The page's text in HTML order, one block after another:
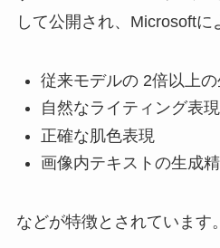
して公開され、Microsoftに
従来モデルの 2倍以上
自然なライティング表現
正確な肌色表現
画像内テキストの生成
などが特徴とされています。